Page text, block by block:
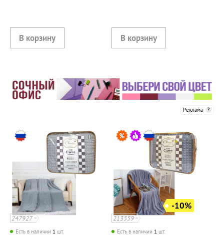
Реклама
247927
Есть в наличии 1 шт.
-10%
213559
Есть в наличии 1 шт.